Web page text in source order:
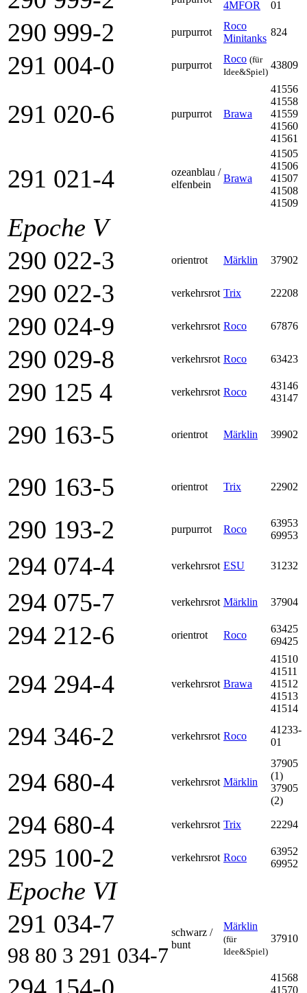
4MFOR
01
290 999-2 purpurrot
Roco
Minitanks
824
291 004-0 purpurrot
Roco (für
Idee&Spiel)
43809
291 020-6 purpurrot Brawa
41556
41558
41559
41560
41561
291 021-4
ozeanblau /
elfenbein
Brawa
41505
41506
41507
41508
41509
Epoche V
290 022-3
orientrot Märklin 37902
290 022-3 verkehrsrot Trix 22208
290 024-9 verkehrsrot Roco 67876
290 029-8 verkehrsrot Roco 63423
290 125 4 verkehrsrot Roco
43146
43147
290 163-5 orientrot Märklin 39902
290 163-5 orientrot Trix 22902
290 193-2 purpurrot Roco
63953
69953
294 074-4 verkehrsrot ESU 31232
294 075-7 verkehrsrot Märklin 37904
294 212-6 orientrot Roco
63425
69425
294 294-4 verkehrsrot Brawa
41510
41511
41512
41513
41514
294 346-2 verkehrsrot Roco
41233-
01
294 680-4 verkehrsrot Märklin
37905
(1)
37905
(2)
294 680-4 verkehrsrot Trix 22294
295 100-2 verkehrsrot Roco
63952
69952
Epoche VI
291 034-7
98 80 3 291 034-7
schwarz /
bunt
Märklin
(für
Idee&Spiel)
37910
294 154-0
41568
41570